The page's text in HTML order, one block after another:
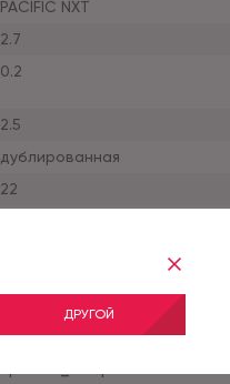
ДРУГОЙ
PACIFIC NXT
2.7
0.2
2.5
дублированная
22